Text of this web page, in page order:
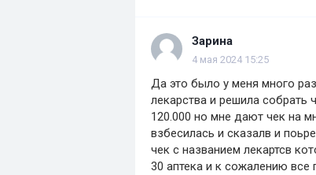
Зарина
4 мая 2024 15:25
Да это было у меня много
лекарства и решила собрать
120.000 но мне дают чек на
взбесилась и сказалв и
чек с названием лекартсв
30 аптека и к сожалению